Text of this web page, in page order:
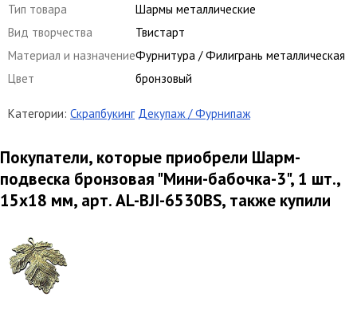
Тип товара
Шармы металлические
Вид творчества
Твистарт
Материал и назначениеФурнитура / Филигрань металлическая
Цвет
бронзовый
Категории: Скрапбукинг Декупаж / Фурнипаж
Покупатели, которые приобрели Шарм-
подвеска бронзовая "Мини-бабочка-3", 1 шт.,
15х18 мм, арт. AL-BJI-6530BS, также купили